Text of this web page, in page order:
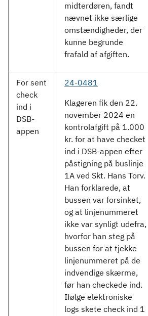
midterdøren, fandt
nævnet ikke særlige
omstændigheder, der
kunne begrunde
frafald af afgiften.
For sent
check
ind i
DSB-
appen
24-0481
Klageren fik den 22.
november 2024 en
kontrolafgift på 1.000
kr. for at have checket
ind i DSB-appen efter
påstigning på buslinje
1A ved Skt. Hans Torv.
Han forklarede, at
bussen var forsinket,
og at linjenummeret
ikke var synligt udefra,
hvorfor han steg på
bussen for at tjekke
linjenummeret på de
indvendige skærme,
før han checkede ind.
Ifølge elektroniske
logs skete check ind 1